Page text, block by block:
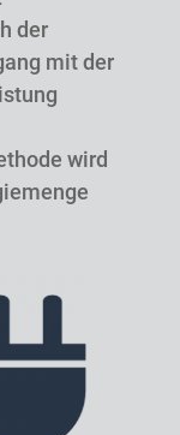
der
mit der
wird